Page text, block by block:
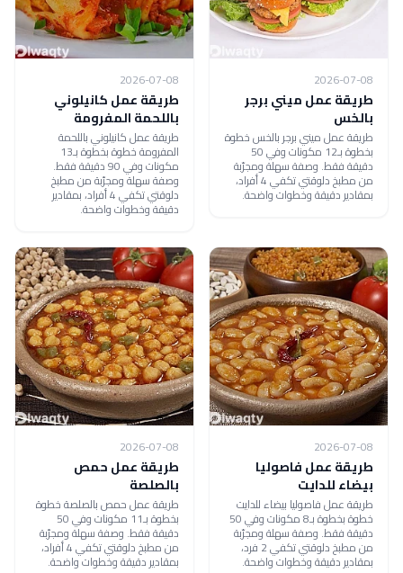
2026-07-08
طريقة عمل ميني برجر
بالخس
طريقة عمل ميني برجر بالخس خطوة
بخطوة بـ12 مكونات وفي 50
دقيقة فقط. وصفة سهلة ومجرّبة
من مطبخ دلوقتي تكفي 4 أفراد،
بمقادير دقيقة وخطوات واضحة.
2026-07-08
طريقة عمل كانيلوني
باللحمة المفرومة
طريقة عمل كانيلوني باللحمة
المفرومة خطوة بخطوة بـ13
مكونات وفي 90 دقيقة فقط.
وصفة سهلة ومجرّبة من مطبخ
دلوقتي تكفي 4 أفراد، بمقادير
دقيقة وخطوات واضحة.
2026-07-08
طريقة عمل فاصوليا
بيضاء للدايت
طريقة عمل فاصوليا بيضاء للدايت
خطوة بخطوة بـ8 مكونات وفي 50
دقيقة فقط. وصفة سهلة ومجرّبة
من مطبخ دلوقتي تكفي 2 فرد،
بمقادير دقيقة وخطوات واضحة.
2026-07-08
طريقة عمل حمص
بالصلصة
طريقة عمل حمص بالصلصة خطوة
بخطوة بـ11 مكونات وفي 50
دقيقة فقط. وصفة سهلة ومجرّبة
من مطبخ دلوقتي تكفي 4 أفراد،
بمقادير دقيقة وخطوات واضحة.